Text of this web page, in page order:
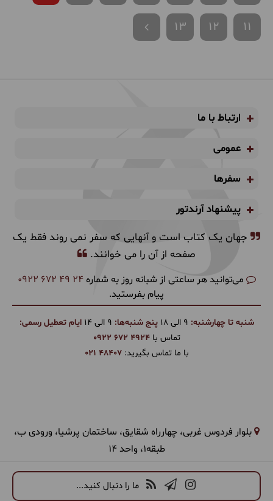
11
12
13
ارتباط با ما
عمومی
سفرها
پیشنهاد آرندتور
جهان یک کتاب است و آنهایی که سفر نمی روند فقط یک
صفحه از آن را می خوانند.
می‌توانید هر ساعتی از شبانه روز به شماره 0922 672 49 24
پیام بفرستید.
شنبه تا چهارشنبه: پنج شنبه‌ها:
ایام تعطیل رسمی:
تماس با0922 672 4924
با ما تماس بگیرید:021 48407
بلوار فردوس غربی، چهارراه شقایق، ساختمان پرشیا، ورودی ب،
طبقه1، واحد 14
ما را دنبال کنید...